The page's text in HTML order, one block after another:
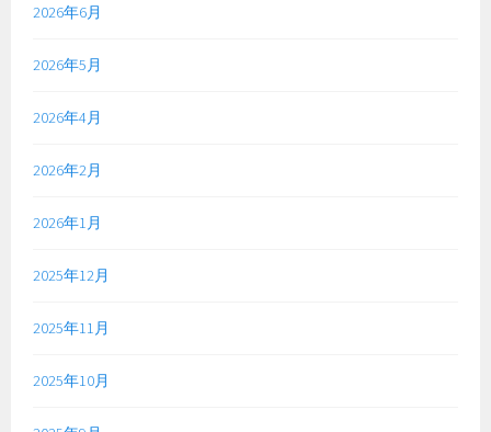
2026年6月
2026年5月
2026年4月
2026年2月
2026年1月
2025年12月
2025年11月
2025年10月